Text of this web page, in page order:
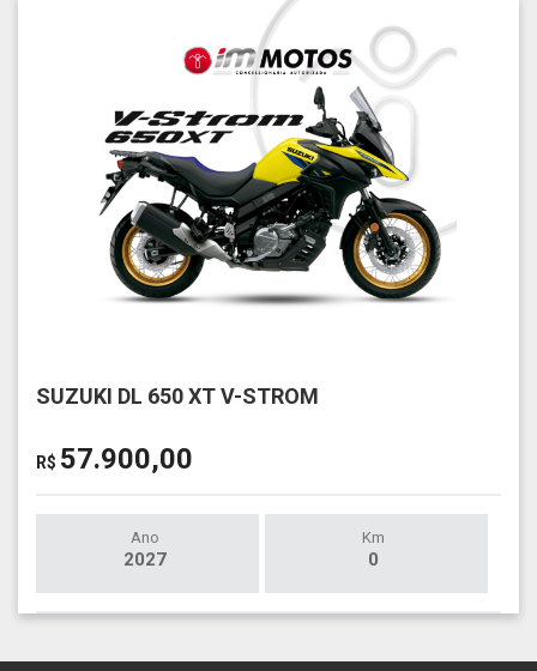
SUZUKI DL 650 XT V-STROM
R$ 57.900,00
Ano
2027
Km
0